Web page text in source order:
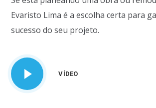
Evaristo Lima é a escolha certa para
sucesso do seu projeto.
VÍDEO